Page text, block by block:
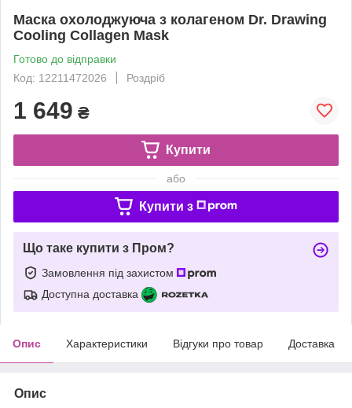
Маска охолоджуюча з колагеном Dr. Drawing
Cooling Collagen Mask
Готово до відправки
Код: 12211472026
Роздріб
1 649 ₴
Купити
або
Купити з
Що таке купити з Пром?
Замовлення під захистом
Доступна доставка
Опис Характеристики Відгуки про товар Доставка
Опис